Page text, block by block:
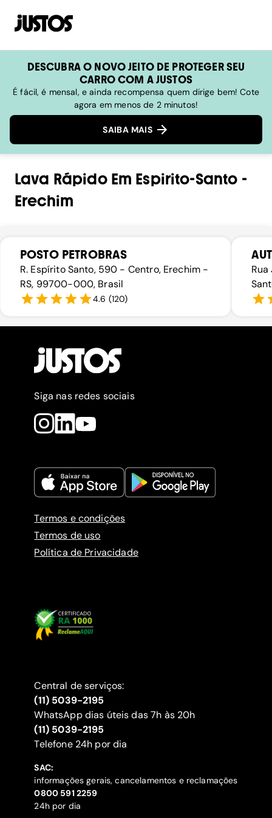
DESCUBRA O NOVO JEITO DE PROTEGER SEU
CARRO COM A JUSTOS
É fácil, é mensal, e ainda recompensa quem dirige bem! Cote
agora em menos de 2 minutos!
SAIBA MAIS
Lava RápidoEm Espirito-Santo -
Erechim
POSTO PETROBRAS
R. Espírito Santo, 590 - Centro, Erechim -
RS, 99700-000, Brasil
4.6 (120)
Siga nas redes sociais
Termos e condições
Termos de uso
Política de Privacidade
Central de serviços:
(11) 5039-2195
WhatsApp dias úteis das 7h às 20h
(11) 5039-2195
‍Telefone 24h por dia
SAC:
informações gerais, cancelamentos e reclamações
‍0800 591 2259
24h por dia